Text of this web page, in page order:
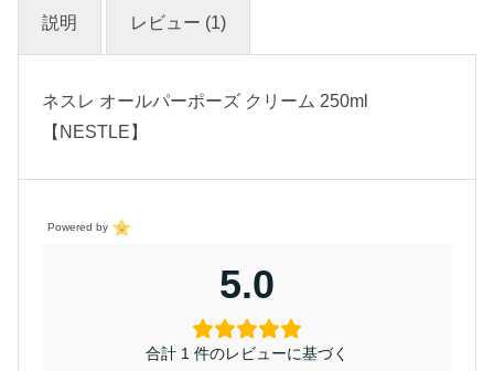
説明 レビュー (1)
ネスレ オールパーポーズ クリーム 250ml
【NESTLE】
Powered by
5.0
合計 1 件のレビューに基づく